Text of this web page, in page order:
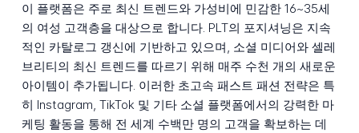
이 플랫폼은 주로 최신 트렌드와 가성비에 민감한 16~35세
의 여성 고객층을 대상으로 합니다. PLT의 포지셔닝은 지속
적인 카탈로그 갱신에 기반하고 있으며, 소셜 미디어와 셀레
브리티의 최신 트렌드를 따르기 위해 매주 수천 개의 새로운
아이템이 추가됩니다. 이러한 초고속 패스트 패션 전략은 특
히 Instagram, TikTok 및 기타 소셜 플랫폼에서의 강력한 마
케팅 활동을 통해 전 세계 수백만 명의 고객을 확보하는 데